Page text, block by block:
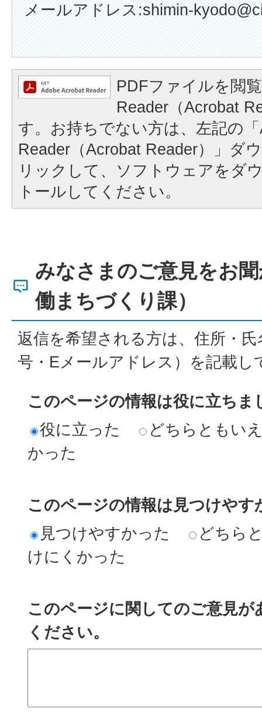
メールアドレス:shimin-
PDFファイルを閲
Reader（Acrobat
す。お持ちでない方は、左記の
Reader（Acrobat Reader）」ダ
リックして、ソフトウェアをダ
トールしてください。
みなさまのご意見をお
働まちづくり課）
返信を希望される方は、住所・
号・Eメールアドレス）を記載し
このページの情報は役に立ちま
役に立った
どちらともい
かった
このページの情報は見つけやす
見つけやすかった
どちら
けにくかった
このページに関してのご意見
ください。